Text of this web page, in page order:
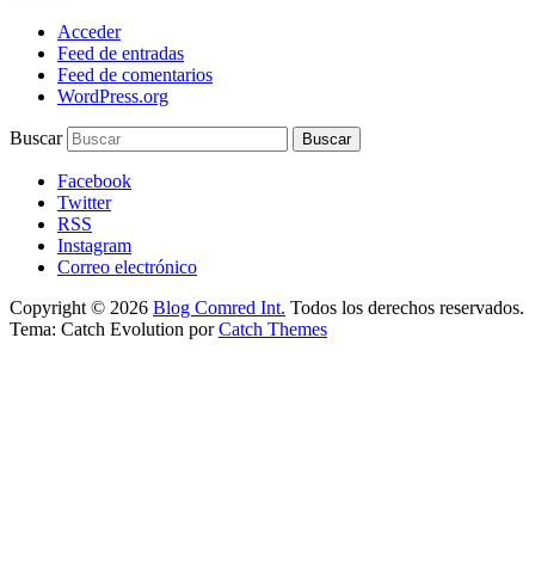
Acceder
Feed de entradas
Feed de comentarios
WordPress.org
Buscar
Facebook
Twitter
RSS
Instagram
Correo electrónico
Copyright © 2026 Blog Comred Int. Todos los derechos reservados.
Tema: Catch Evolution porCatch Themes